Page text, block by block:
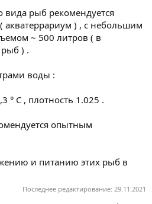
вида рыб рекомендуется
акватеррариум ) , с небольшим
~ 500 литров ( в
рыб ) .
воды :
° С , плотность 1.025 .
опытным
и питанию этих рыб в
Последнее редактирование: 29.11.2021